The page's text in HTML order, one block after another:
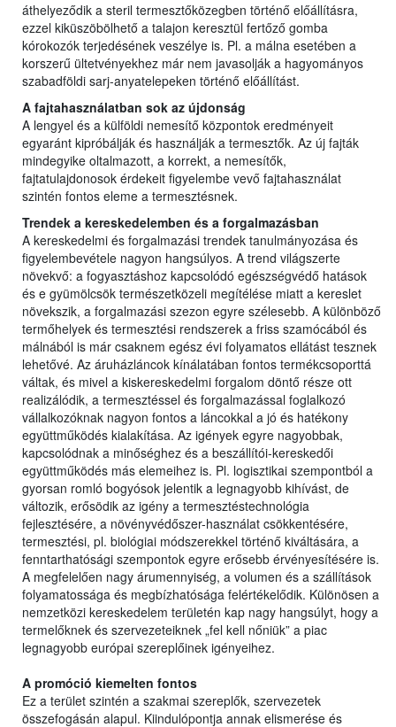
áthelyeződik a steril termesztőközegben történő előállításra,
ezzel kiküszöbölhető a talajon keresztül fertőző gomba
kórokozók terjedésének veszélye is. Pl. a málna esetében a
korszerű ültetvényekhez már nem javasolják a hagyományos
szabadföldi sarj-anyatelepeken történő előállítást.
A fajtahasználatban sok az újdonság
A lengyel és a külföldi nemesítő központok eredményeit
egyaránt kipróbálják és használják a termesztők. Az új fajták
mindegyike oltalmazott, a korrekt, a nemesítők,
fajtatulajdonosok érdekeit figyelembe vevő fajtahasználat
szintén fontos eleme a termesztésnek.
Trendek a kereskedelemben és a forgalmazásban
A kereskedelmi és forgalmazási trendek tanulmányozása és
figyelembevétele nagyon hangsúlyos. A trend világszerte
növekvő: a fogyasztáshoz kapcsolódó egészségvédő hatások
és e gyümölcsök természetközeli megítélése miatt a kereslet
növekszik, a forgalmazási szezon egyre szélesebb. A különböző
termőhelyek és termesztési rendszerek a friss szamócából és
málnából is már csaknem egész évi folyamatos ellátást tesznek
lehetővé. Az áruházláncok kínálatában fontos termékcsoporttá
váltak, és mivel a kiskereskedelmi forgalom döntő része ott
realizálódik, a termesztéssel és forgalmazással foglalkozó
vállalkozóknak nagyon fontos a láncokkal a jó és hatékony
együttműködés kialakítása. Az igények egyre nagyobbak,
kapcsolódnak a minőséghez és a beszállítói-kereskedői
együttműködés más elemeihez is. Pl. logisztikai szempontból a
gyorsan romló bogyósok jelentik a legnagyobb kihívást, de
változik, erősödik az igény a termesztéstechnológia
fejlesztésére, a növényvédőszer-használat csökkentésére,
termesztési, pl. biológiai módszerekkel történő kiváltására, a
fenntarthatósági szempontok egyre erősebb érvényesítésére is.
A megfelelően nagy árumennyiség, a volumen és a szállítások
folyamatossága és megbízhatósága felértékelődik. Különösen a
nemzetközi kereskedelem területén kap nagy hangsúlyt, hogy a
termelőknek és szervezeteiknek „fel kell nőniük” a piac
legnagyobb európai szereplőinek igényeihez.
A promóció kiemelten fontos
Ez a terület szintén a szakmai szereplők, szervezetek
összefogásán alapul. Kiindulópontja annak elismerése és